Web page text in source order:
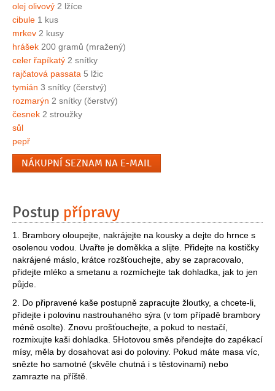
olej olivový 2 lžíce
cibule 1 kus
mrkev 2 kusy
hrášek 200 gramů (mražený)
celer řapíkatý 2 snítky
rajčatová passata 5 lžic
tymián 3 snítky (čerstvý)
rozmarýn 2 snítky (čerstvý)
česnek 2 stroužky
sůl
pepř
NÁKUPNÍ SEZNAM NA E-MAIL
Postup přípravy
1. Brambory oloupejte, nakrájejte na kousky a dejte do hrnce s
osolenou vodou. Uvařte je doměkka a slijte. Přidejte na kostičky
nakrájené máslo, krátce rozšťouchejte, aby se zapracovalo,
přidejte mléko a smetanu a rozmíchejte tak dohladka, jak to jen
půjde.
2. Do připravené kaše postupně zapracujte žloutky, a chcete-li,
přidejte i polovinu nastrouhaného sýra (v tom případě brambory
méně osolte). Znovu prošťouchejte, a pokud to nestačí,
rozmixujte kaši dohladka. 5Hotovou směs přendejte do zapékací
mísy, měla by dosahovat asi do poloviny. Pokud máte masa víc,
snězte ho samotné (skvěle chutná i s těstovinami) nebo
zamrazte na příště.